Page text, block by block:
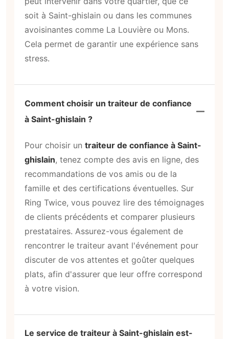
soit à Saint-ghislain ou dans les communes
avoisinantes comme La Louvière ou Mons.
Cela permet de garantir une expérience sans
stress.
Comment choisir un traiteur de confiance
à Saint-ghislain ?
Pour choisir un traiteur de confiance à Saint-
ghislain, tenez compte des avis en ligne, des
recommandations de vos amis ou de la
famille et des certifications éventuelles. Sur
Ring Twice, vous pouvez lire des témoignages
de clients précédents et comparer plusieurs
prestataires. Assurez-vous également de
rencontrer le traiteur avant l'événement pour
discuter de vos attentes et goûter quelques
plats, afin d'assurer que leur offre correspond
à votre vision.
Le service de traiteur à Saint-ghislain est-